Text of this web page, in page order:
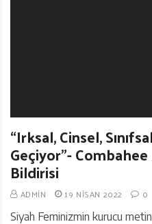
“Irksal, Cinsel,
Geçiyor”-
Bildirisi
ADMIN 19 NISAN 2022 0
Siyah Feminizmin kurucu